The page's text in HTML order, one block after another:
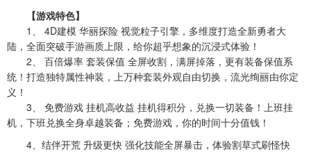
【游戏特色】
1、 4D建模 华丽探险 视觉粒子引擎，多维度打造全新勇者大
陆，全面突破手游画质上限，给你超乎想象的沉浸式体验！
2、 百倍爆率 套装保值 全屏收割，满屏掉落，更有装备保值系
统！打造独特属性神装，上万种套装外观自由切换，流光绚丽由你定
义！
3、 免费游戏 挂机高收益 挂机得积分，兑换一切装备！上班挂
机，下班兑换全身卓越装备；免费游戏，你的时间十分值钱！
4、结伴开荒 升级更快 强化技能全屏暴击，体验割草式刷怪快